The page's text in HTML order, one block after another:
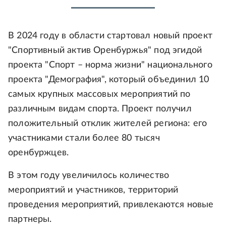
В 2024 году в области стартовал новый проект
"Спортивный актив Оренбуржья" под эгидой
проекта "Спорт – норма жизни" национального
проекта "Демография", который объединил 10
самых крупных массовых мероприятий по
различным видам спорта. Проект получил
положительный отклик жителей региона: его
участниками стали более 80 тысяч
оренбуржцев.
В этом году увеличилось количество
мероприятий и участников, территорий
проведения мероприятий, привлекаются новые
партнеры.